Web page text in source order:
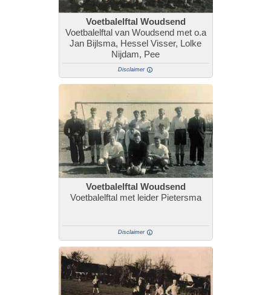
Voetbalelftal Woudsend
Voetbalelftal van Woudsend met o.a
Jan Bijlsma, Hessel Visser, Lolke
Nijdam, Pee
Disclaimer
Voetbalelftal Woudsend
Voetbalelftal met leider Pietersma
Disclaimer